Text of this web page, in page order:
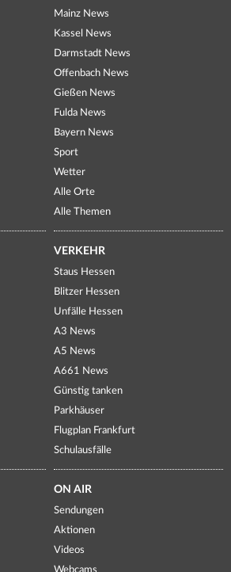
Mainz News
Kassel News
Darmstadt News
Offenbach News
Gießen News
Fulda News
Bayern News
Sport
Wetter
Alle Orte
Alle Themen
VERKEHR
Staus Hessen
Blitzer Hessen
Unfälle Hessen
A3 News
A5 News
A661 News
Günstig tanken
Parkhäuser
Flugplan Frankfurt
Schulausfälle
ON AIR
Sendungen
Aktionen
Videos